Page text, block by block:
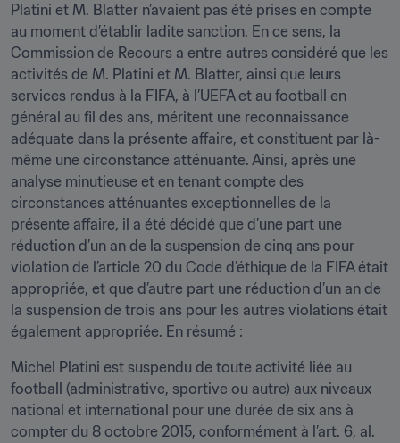
Platini et M. Blatter n’avaient pas été prises en compte
au moment d’établir ladite sanction. En ce sens, la
Commission de Recours a entre autres considéré que les
activités de M. Platini et M. Blatter, ainsi que leurs
services rendus à la FIFA, à l’UEFA et au football en
général au fil des ans, méritent une reconnaissance
adéquate dans la présente affaire, et constituent par là-
même une circonstance atténuante. Ainsi, après une
analyse minutieuse et en tenant compte des
circonstances atténuantes exceptionnelles de la
présente affaire, il a été décidé que d’une part une
réduction d’un an de la suspension de cinq ans pour
violation de l’article 20 du Code d’éthique de la FIFA était
appropriée, et que d’autre part une réduction d’un an de
la suspension de trois ans pour les autres violations était
également appropriée. En résumé :
Michel Platini est suspendu de toute activité liée au
football (administrative, sportive ou autre) aux niveaux
national et international pour une durée de six ans à
compter du 8 octobre 2015, conformément à l’art. 6, al.